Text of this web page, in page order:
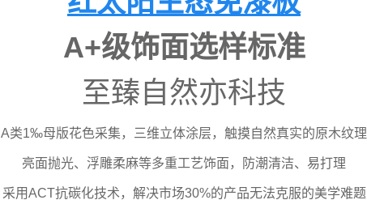
A+级饰面选样标准
至臻自然亦科技
A类1‰母版花色采集，三维立体涂层，触摸自然真实的原木纹理
亮面抛光、浮雕柔麻等多重工艺饰面，防潮清洁、易打理
采用ACT抗碳化技术，解决市场30%的产品无法克服的美学难题